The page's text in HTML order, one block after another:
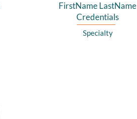
FirstName LastName
Credentials
Specialty